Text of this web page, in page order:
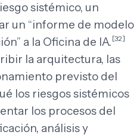
sistémico, un
un “informe de modelo
a la Oficina de IA. [32]
la arquitectura, las
previsto del
los riesgos sistémicos
los procesos del
análisis y